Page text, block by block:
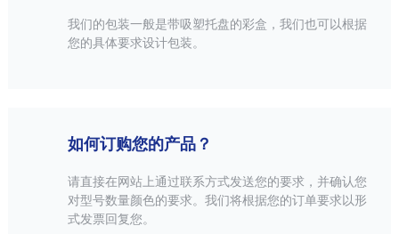
我们的包装一般是带吸塑托盘的彩盒，我们也可以根据
您的具体要求设计包装。
如何订购您的产品？
请直接在网站上通过联系方式发送您的要求，并确认您
对型号数量颜色的要求。我们将根据您的订单要求以形
式发票回复您。